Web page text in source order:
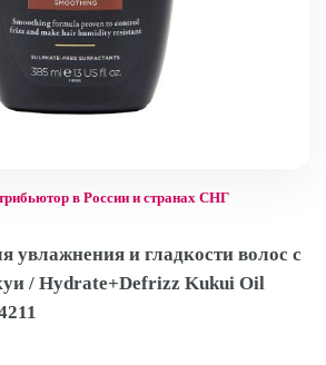
в России и странах СНГ
и гладкости волос с
/ Hydrate+Defrizz Kukui Oil